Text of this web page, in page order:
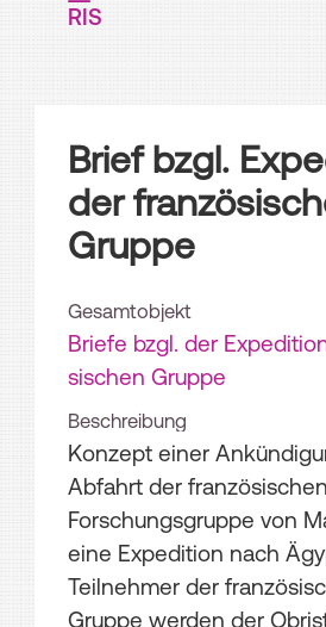
RIS
Brief bzgl.
der
Gruppe
Gesamtobjekt
Briefe bzgl. der
sischen Gruppe
Beschreibung
Konzept einer
Abfahrt der französischen
Forschungsgruppe von
eine Expedition nach
Teilnehmer der
Gruppe werden der